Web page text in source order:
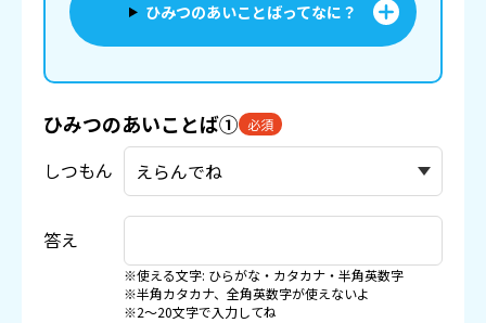
ひみつのあいことばってなに？
ひみつのあいことば① 必須
しつもん
答え
※使える文字: ひらがな・カタカナ・半角英数字
※半角カタカナ、全角英数字が使えないよ
※2〜20文字で入力してね